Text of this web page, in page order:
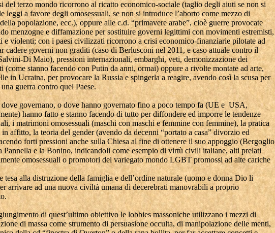
del terzo mondo ricorrono al ricatto economico-sociale (taglio degli aiuti se non si
leggi a favore degli omosessuali, se non si introduce l’aborto come mezzo di
popolazione, ecc.), oppure alle c.d. “primavere arabe”, cioè guerre provocate
menzogne e diffamazione per sostituire governi legittimi con movimenti estremisti,
e violenti; con i paesi civilizzati ricorrono a crisi economico-finanziarie pilotate ad
cadere governi non graditi (caso di Berlusconi nel 2011, e caso attuale contro il
Di Maio), pressioni internazionali, embarghi, veti, demonizzazione dei
(come stanno facendo con Putin da anni, ormai) oppure a rivolte montate ad arte,
in Ucraina, per provocare la Russia e spingerla a reagire, avendo così la scusa per
guerra contro quel Paese.
dove governano, o dove hanno governato fino a poco tempo fa (UE e USA,
hanno fatto e stanno facendo di tutto per diffondere ed imporre le tendenze
i matrimoni omosessuali (maschi con maschi e femmine con femmine), la pratica
in affitto, la teoria del gender (avendo da decenni “portato a casa” divorzio ed
forti pressioni anche sulla Chiesa al fine di ottenere il suo appoggio (Bergoglio
Pannella e la Bonino, indicandoli come esempio di virtù civili italiane, alti prelati
omosessuali o promotori del variegato mondo LGBT promossi ad alte cariche
tesa alla distruzione della famiglia e dell’ordine naturale (uomo e donna Dio li
arrivare ad una nuova civiltà umana di decerebrati manovrabili a proprio
di quest’ultimo obiettivo le lobbies massoniche utilizzano i mezzi di
di massa come strumento di persuasione occulta, di manipolazione delle menti,